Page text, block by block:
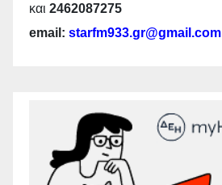
και 2462087275
email: starfm933.gr@gmail.com